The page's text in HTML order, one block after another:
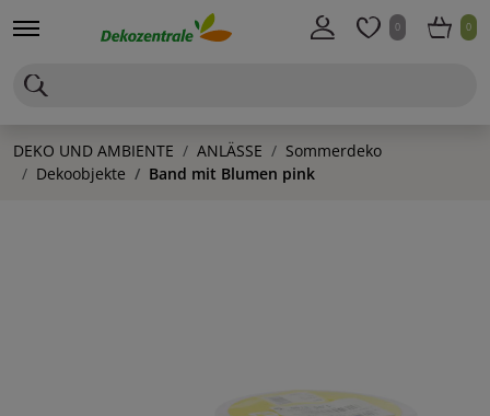
0 0
DEKO UND AMBIENTE ANLÄSSE
Sommerdeko
Dekoobjekte
Band mit Blumen pink